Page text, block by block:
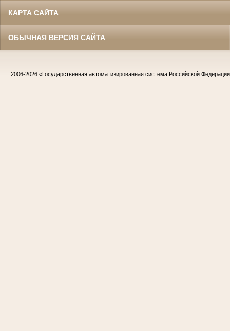
КАРТА САЙТА
ОБЫЧНАЯ ВЕРСИЯ САЙТА
2006-2026 «Государственная автоматизированная система Российской